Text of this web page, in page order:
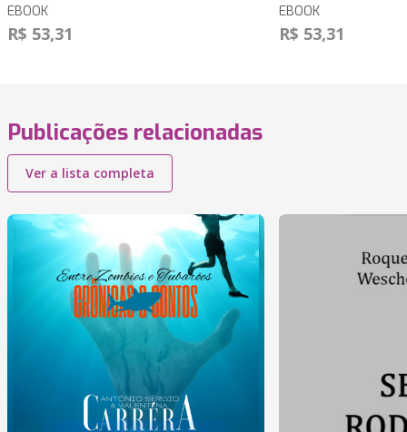
EBOOK
R$ 53,31
EBOOK
R$ 53,31
Publicações relacionadas
Ver a lista completa